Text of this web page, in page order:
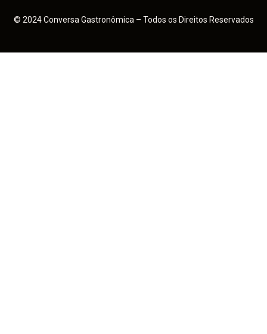
© 2024 Conversa Gastronômica – Todos os Direitos Reservados